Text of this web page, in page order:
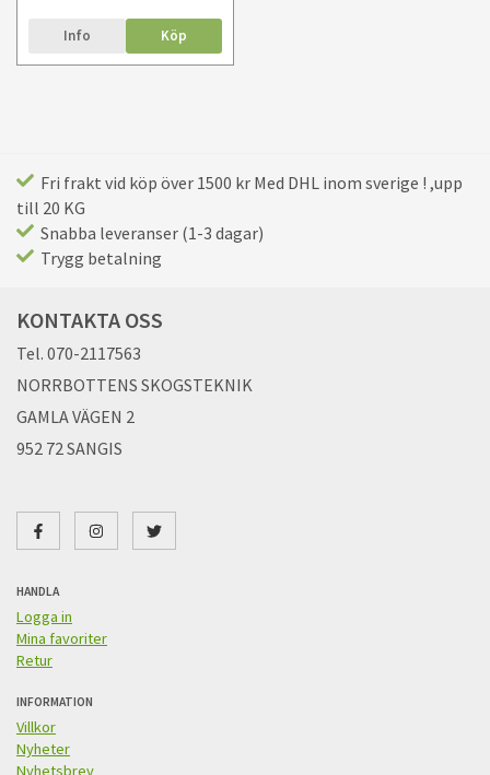
Info Köp
Fri frakt vid köp över 1500 kr Med DHL inom sverige ! ,upp
till 20 KG
Snabba leveranser (1-3 dagar)
Trygg betalning
KONTAKTA OSS
Tel. 070-2117563
NORRBOTTENS SKOGSTEKNIK
GAMLA VÄGEN 2
952 72 SANGIS
HANDLA
Logga in
Mina favoriter
Retur
INFORMATION
Villkor
Nyheter
Nyhetsbrev